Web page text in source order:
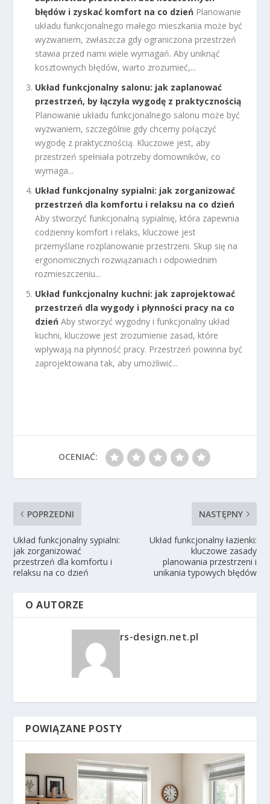
błędów i zyskać komfort na co dzień Planowanie
układu funkcjonalnego małego mieszkania może być
wyzwaniem, zwłaszcza gdy ograniczona przestrzeń
stawia przed nami wiele wymagań. Aby uniknąć
kosztownych błędów, warto zrozumieć,...
Układ funkcjonalny salonu: jak zaplanować
przestrzeń, by łączyła wygodę z praktycznością
Planowanie układu funkcjonalnego salonu może być
wyzwaniem, szczególnie gdy chcemy połączyć
wygodę z praktycznością. Kluczowe jest, aby
przestrzeń spełniała potrzeby domowników, co
wymaga...
Układ funkcjonalny sypialni: jak zorganizować
przestrzeń dla komfortu i relaksu na co dzień
Aby stworzyć funkcjonalną sypialnię, która zapewnia
codzienny komfort i relaks, kluczowe jest
przemyślane rozplanowanie przestrzeni. Skup się na
ergonomicznych rozwiązaniach i odpowiednim
rozmieszczeniu...
Układ funkcjonalny kuchni: jak zaprojektować
przestrzeń dla wygody i płynności pracy na co
dzień Aby stworzyć wygodny i funkcjonalny układ
kuchni, kluczowe jest zrozumienie zasad, które
wpływają na płynność pracy. Przestrzeń powinna być
zaprojektowana tak, aby umożliwić...
OCENIAĆ:
POPRZEDNI
Układ funkcjonalny sypialni:
jak zorganizować
przestrzeń dla komfortu i
relaksu na co dzień
NASTĘPNY
Układ funkcjonalny łazienki:
kluczowe zasady
planowania przestrzeni i
unikania typowych błędów
O AUTORZE
rs-design.net.pl
POWIĄZANE POSTY